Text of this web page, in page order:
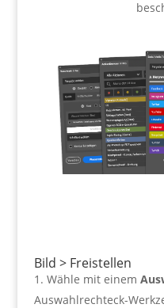
Bild > Freistellen
Wähle mit einem
Auswahlrechteck-